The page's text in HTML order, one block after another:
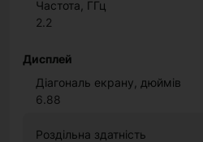
Частота, ГГц
2.2
Дисплей
Діагональ екрану, дюймів
6.88
Роздільна здатність